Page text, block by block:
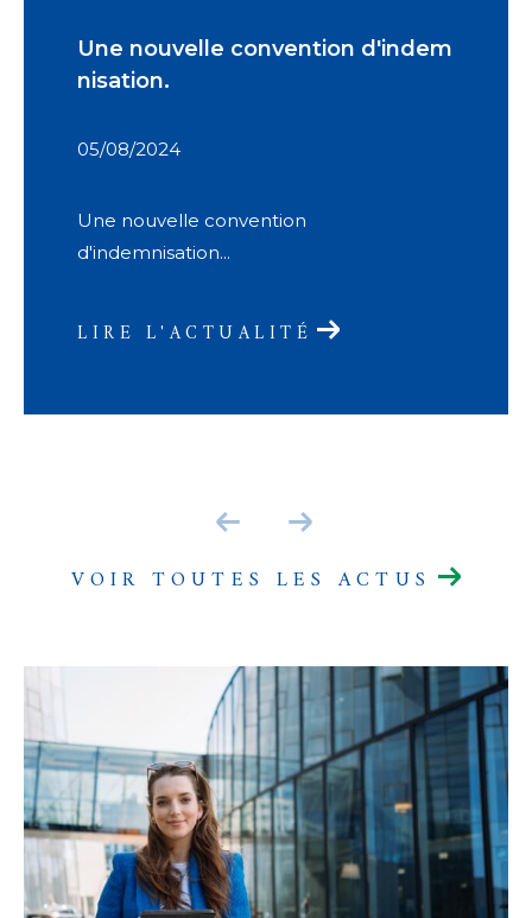
Une nouvelle convention d'indem
nisation.
05/08/2024
Une nouvelle convention
d'indemnisation...
LIRE L'ACTUALITÉ
VOIR TOUTES LES ACTUS